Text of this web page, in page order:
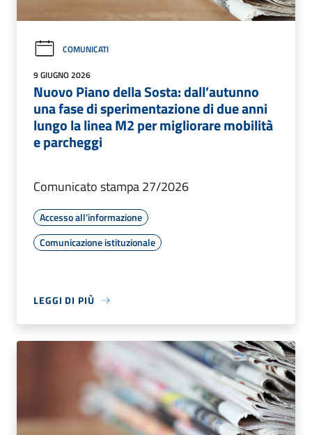
COMUNICATI
9 GIUGNO 2026
Nuovo Piano della Sosta: dall’autunno
una fase di sperimentazione di due anni
lungo la linea M2 per migliorare mobilità
e parcheggi
Comunicato stampa 27/2026
Accesso all'informazione
Comunicazione istituzionale
LEGGI DI PIÙ